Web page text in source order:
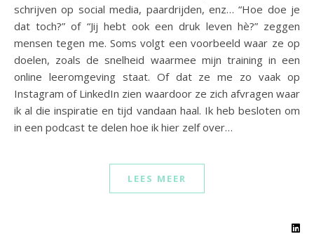
schrijven op social media, paardrijden, enz… “Hoe doe je
dat toch?” of “Jij hebt ook een druk leven hè?” zeggen
mensen tegen me. Soms volgt een voorbeeld waar ze op
doelen, zoals de snelheid waarmee mijn training in een
online leeromgeving staat. Of dat ze me zo vaak op
Instagram of LinkedIn zien waardoor ze zich afvragen waar
ik al die inspiratie en tijd vandaan haal. Ik heb besloten om
in een podcast te delen hoe ik hier zelf over…
LEES MEER